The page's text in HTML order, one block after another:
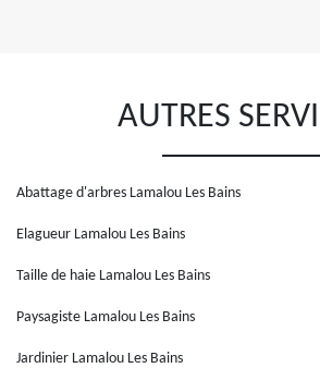
AUTRES
Abattage d'arbres Lamalou Les Bains
Elagueur Lamalou Les Bains
Taille de haie Lamalou Les Bains
Paysagiste Lamalou Les Bains
Jardinier Lamalou Les Bains